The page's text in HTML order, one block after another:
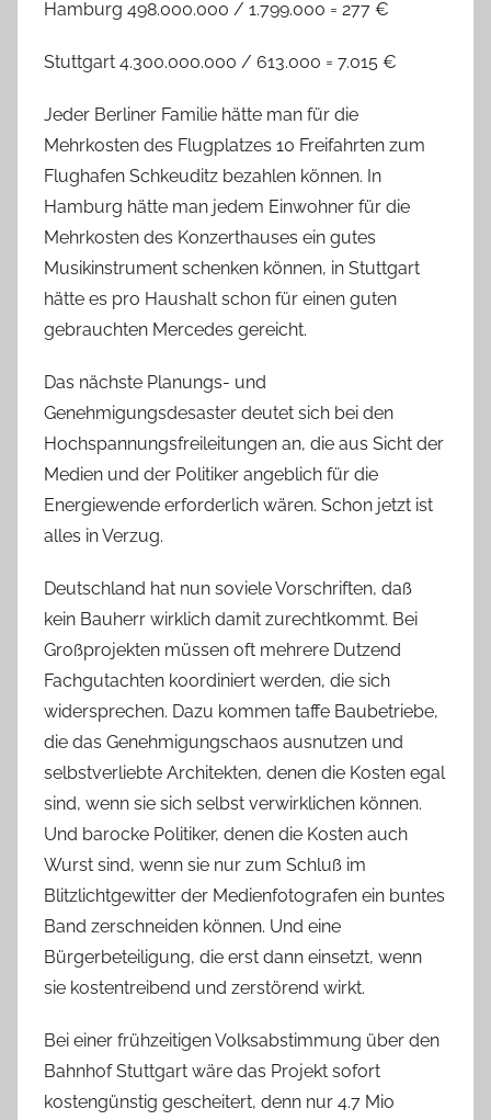
Hamburg 498.000.000 / 1.799.000 = 277 €
Stuttgart 4.300.000.000 / 613.000 = 7.015 €
Jeder Berliner Familie hätte man für die
Mehrkosten des Flugplatzes 10 Freifahrten zum
Flughafen Schkeuditz bezahlen können. In
Hamburg hätte man jedem Einwohner für die
Mehrkosten des Konzerthauses ein gutes
Musikinstrument schenken können, in Stuttgart
hätte es pro Haushalt schon für einen guten
gebrauchten Mercedes gereicht.
Das nächste Planungs- und
Genehmigungsdesaster deutet sich bei den
Hochspannungsfreileitungen an, die aus Sicht der
Medien und der Politiker angeblich für die
Energiewende erforderlich wären. Schon jetzt ist
alles in Verzug.
Deutschland hat nun soviele Vorschriften, daß
kein Bauherr wirklich damit zurechtkommt. Bei
Großprojekten müssen oft mehrere Dutzend
Fachgutachten koordiniert werden, die sich
widersprechen. Dazu kommen taffe Baubetriebe,
die das Genehmigungschaos ausnutzen und
selbstverliebte Architekten, denen die Kosten egal
sind, wenn sie sich selbst verwirklichen können.
Und barocke Politiker, denen die Kosten auch
Wurst sind, wenn sie nur zum Schluß im
Blitzlichtgewitter der Medienfotografen ein buntes
Band zerschneiden können. Und eine
Bürgerbeteiligung, die erst dann einsetzt, wenn
sie kostentreibend und zerstörend wirkt.
Bei einer frühzeitigen Volksabstimmung über den
Bahnhof Stuttgart wäre das Projekt sofort
kostengünstig gescheitert, denn nur 4.7 Mio